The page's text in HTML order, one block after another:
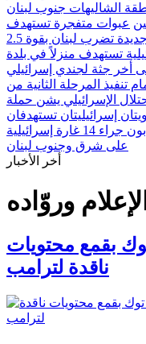
الشاليهات جنوب لبنان
عبوات متفجرة تستهدف
هزة أرضية جديدة تضرب لبنان بقوة 2.5
تستهدف منزلاً في بلدة
أخر جثة لجندي إسرائيلي
تنفيذ المرحلة الثانية من
الإسرائيلي يشن حملة
إسرائيليتان تستهدفان
قتيلان ومصابون جراء 14 غارة إسرائيلية
على شرق وجنوب لبنان
أخر الأخبار
الإعلام وروّاده
توك بقمع محتويات
ناقدة لترامب